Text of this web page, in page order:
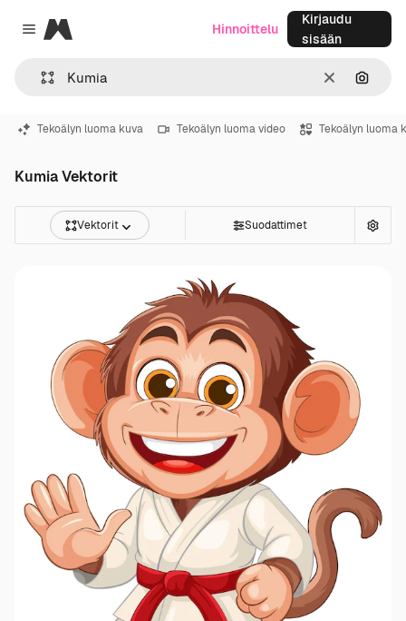
Close menu
Magnific
SelkeäHae
Hinnoittelu
Kirjaudu
sisään
Tekoälyn luoma kuva Tekoälyn luoma video Tekoälyn luoma
Kumia Vektorit
Vektorit Suodattimet